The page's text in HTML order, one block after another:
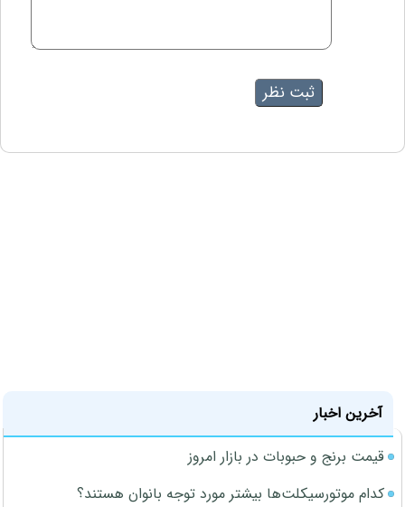
آخرین اخبار
قیمت برنج و حبوبات در بازار امروز
کدام موتورسیکلت‌ها بیشتر مورد توجه بانوان هستند؟